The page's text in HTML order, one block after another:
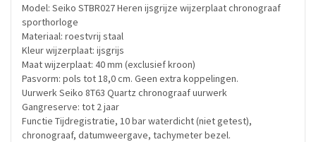
Model: Seiko STBR027 Heren ijsgrijze wijzerplaat chronograaf
sporthorloge
Materiaal: roestvrij staal
Kleur wijzerplaat: ijsgrijs
Maat wijzerplaat: 40 mm (exclusief kroon)
Pasvorm: pols tot 18,0 cm. Geen extra koppelingen.
Uurwerk Seiko 8T63 Quartz chronograaf uurwerk
Gangreserve: tot 2 jaar
Functie Tijdregistratie, 10 bar waterdicht (niet getest),
chronograaf, datumweergave, tachymeter bezel.